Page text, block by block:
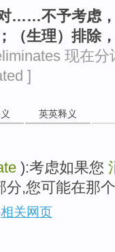
……不予考虑
（生理）排除
现在
]
英英释义
):考虑如果您
分,您可能在那
相关网页